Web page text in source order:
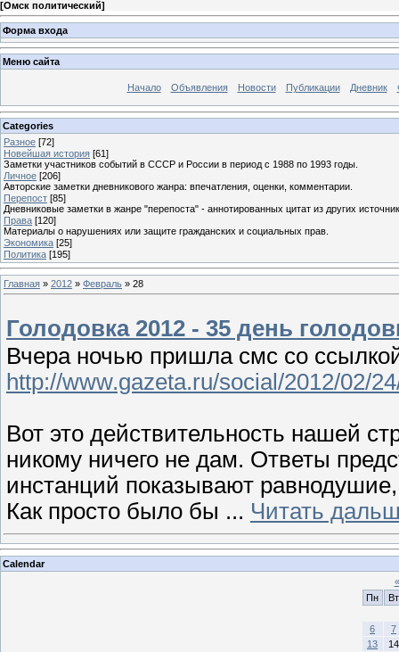
[Омск политический]
Форма входа
Меню сайта
Начало Объявления Новости Публикации Дневник
Categories
Разное [72]
Новейшая история [61]
Заметки участников событий в СССР и России в период с 1988 по 1993 годы.
Личное [206]
Авторские заметки дневникового жанра: впечатления, оценки, комментарии.
Перепост [85]
Дневниковые заметки в жанре "перепоста" - аннотированных цитат из других
Права [120]
Материалы о нарушениях или защите гражданских и социальных прав.
Экономика [25]
Политика [195]
Главная » 2012 » Февраль » 28
Голодовка 2012 - 35 день
Вчера ночью пришла смс со
http://www.gazeta.ru/social/2012/02/
Вот это действительность нашей
никому ничего не дам. Ответы
инстанций показывают
Как просто было бы ... Читать
Calendar
«
Пн
Вт
6
7
13
14